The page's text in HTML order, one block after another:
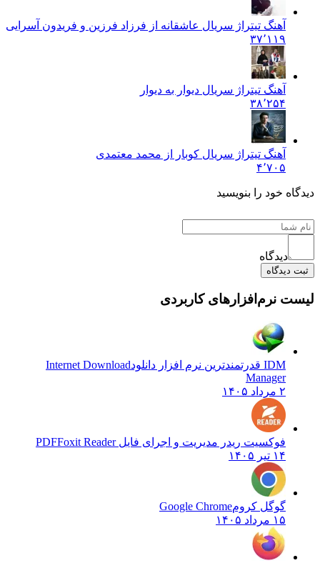
آهنگ تیتراژ سریال عاشقانه از فرزاد فرزین و فریدون آسرایی
۳۷٬۱۱۹
آهنگ تیتراژ سریال دیوار به دیوار
۳۸٬۲۵۴
آهنگ تیتراژ سریال کوبار از محمد معتمدی
۴٬۷۰۵
دیدگاه خود را بنویسید
دیدگاه
ثبت دیدگاه
لیست نرم‌افزارهای کاربردی
IDM قدرتمندترین نرم افزار دانلود
Internet Download
Manager
۲ مرداد ۱۴۰۵
فوکسیت ریدر مدیریت و اجرای فایل PDFFoxit Reader
۱۴ تیر ۱۴۰۵
گوگل کرومGoogle Chrome
۱۵ مرداد ۱۴۰۵